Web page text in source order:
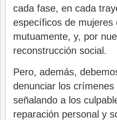
cada fase, en cada
específicos de mujeres
mutuamente, y, por
reconstrucción social.
Pero, además,
denunciar los
señalando a los
reparación personal y